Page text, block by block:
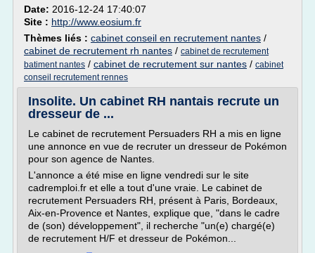
Date: 2016-12-24 17:40:07
Site : http://www.eosium.fr
Thèmes liés : cabinet conseil en recrutement nantes /
cabinet de recrutement rh nantes / cabinet de recrutement
batiment nantes / cabinet de recrutement sur nantes / cabinet
conseil recrutement rennes
Insolite. Un cabinet RH nantais recrute un
dresseur de ...
Le cabinet de recrutement Persuaders RH a mis en ligne
une annonce en vue de recruter un dresseur de Pokémon
pour son agence de Nantes.
L'annonce a été mise en ligne vendredi sur le site
cadremploi.fr et elle a tout d'une vraie. Le cabinet de
recrutement Persuaders RH, présent à Paris, Bordeaux,
Aix-en-Provence et Nantes, explique que, "dans le cadre
de (son) développement", il recherche "un(e) chargé(e)
de recrutement H/F et dresseur de Pokémon...